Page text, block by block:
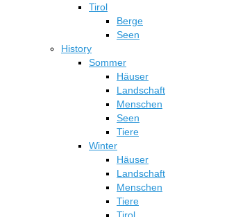
Tirol
Berge
Seen
History
Sommer
Häuser
Landschaft
Menschen
Seen
Tiere
Winter
Häuser
Landschaft
Menschen
Tiere